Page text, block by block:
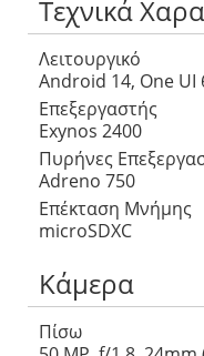
Τεχνικά
Λειτουργικό
Android 14, One UI
Επεξεργαστής
Exynos 2400
Πυρήνες
Adreno 750
Επέκταση Μνήμης
microSDXC
Κάμερα
Πίσω